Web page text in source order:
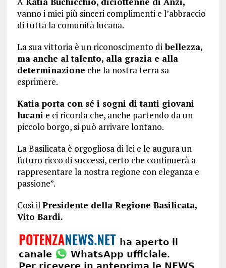
vanno i miei più sinceri complimenti e l’abbraccio
di tutta la comunità lucana.
La sua vittoria è un riconoscimento dibellezza,
ma anche al talento, alla grazia e alla
determinazione che la nostra terra sa
esprimere.
Katia porta con sé i sogni di tanti giovani
lucani e ci ricorda che, anche partendo da un
piccolo borgo, si può arrivare lontano.
La Basilicata è orgogliosa di lei e le augura un
futuro ricco di successi, certo che continuerà a
rappresentare la nostra regione con eleganza e
passione”.
Così ilPresidente della Regione Basilicata,
Vito Bardi.